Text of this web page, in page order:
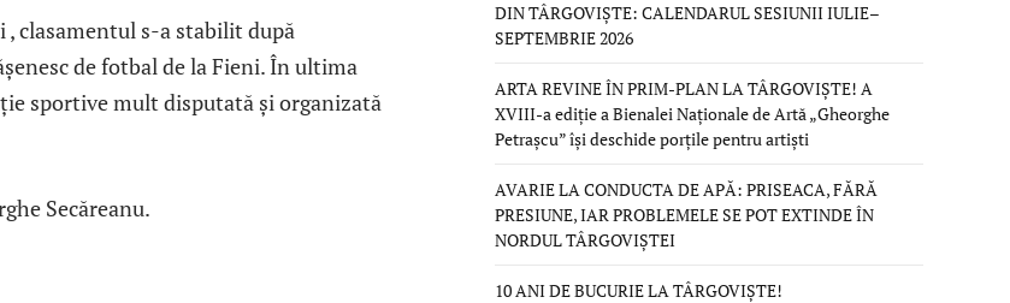
clasamentul s-a stabilit după
de fotbal de la Fieni. În ultima
sportive mult disputată și organizată
Secăreanu.
DIN TÂRGOVIȘTE: CALENDARUL SESIUNII IULIE–
SEPTEMBRIE 2026
ARTA REVINE ÎN PRIM-PLAN LA TÂRGOVIȘTE! A
XVIII-a ediție a Bienalei Naționale de Artă „Gheorghe
Petrașcu” își deschide porțile pentru artiști
AVARIE LA CONDUCTA DE APĂ: PRISEACA, FĂRĂ
PRESIUNE, IAR PROBLEMELE SE POT EXTINDE ÎN
NORDUL TÂRGOVIȘTEI
10 ANI DE BUCURIE LA TÂRGOVIȘTE!